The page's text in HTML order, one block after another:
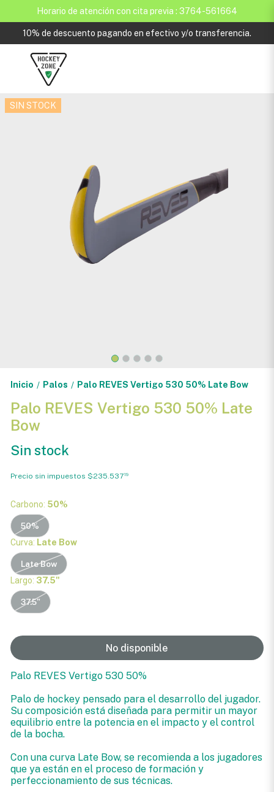
Horario de atención con cita previa : 3764-561664
10% de descuento pagando en efectivo y/o transferencia.
SIN STOCK
Inicio / Palos / Palo REVES Vertigo 530 50% Late Bow
Palo REVES Vertigo 530 50% Late
Bow
Sin stock
Precio sin impuestos $235.53719
Carbono: 50%
50%
Curva: Late Bow
Late Bow
Largo: 37.5"
37.5"
No disponible
Palo REVES Vertigo 530 50%
Palo de hockey pensado para el desarrollo del jugador.
Su composición está diseñada para permitir un mayor
equilibrio entre la potencia en el impacto y el control
de la bocha.
Con una curva Late Bow, se recomienda a los jugadores
que ya están en el proceso de formación y
perfeccionamiento de sus técnicas.